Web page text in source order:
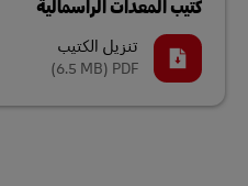
تنزيل الكتيب
PDF
(6.5 MB)